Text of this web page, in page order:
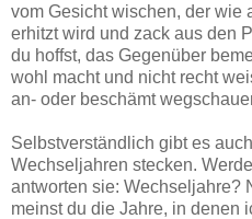
vom Gesicht wischen, der wie
erhitzt wird und zack aus den
du hoffst, das Gegenüber
wohl macht und nicht recht
an- oder beschämt
Selbstverständlich gibt es
Wechseljahren stecken.
antworten sie: Wechseljahre?
meinst du die Jahre, in denen